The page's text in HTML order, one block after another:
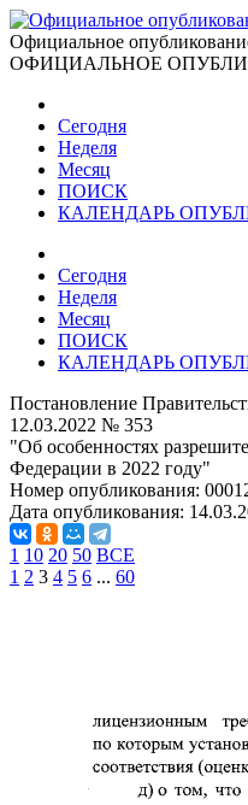
Официальное
ОФИЦИАЛЬНОЕ
Сегодня
Неделя
Месяц
ПОИСК
КАЛЕНДАРЬ
Сегодня
Неделя
Месяц
ПОИСК
КАЛЕНДАРЬ
Постановление
12.03.2022 № 353
"Об особенностях
Федерации в 2022 году"
Номер опубликования:
Дата опубликования:
1 10 20 50 ВСЕ
1 2 3 4 5 6 ... 60